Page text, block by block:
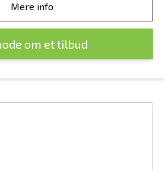
Mere info
om et tilbud